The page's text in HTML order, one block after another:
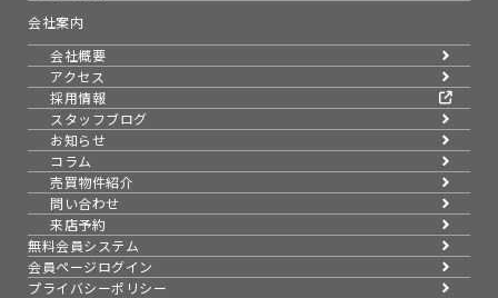
会社案内
会社概要
アクセス
採用情報
スタッフブログ
お知らせ
コラム
売買物件紹介
問い合わせ
来店予約
無料会員システム
会員ページログイン
プライバシーポリシー